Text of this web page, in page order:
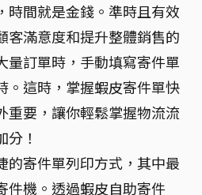
時間就是金錢。準時且有效
客滿意度和提升整體銷售的
量訂單時，手動填寫寄件單
。這時，掌握蝦皮寄件單快
重要，讓你輕鬆掌握物流流
！
的寄件單列印方式，其中最
件機。透過蝦皮自助寄件